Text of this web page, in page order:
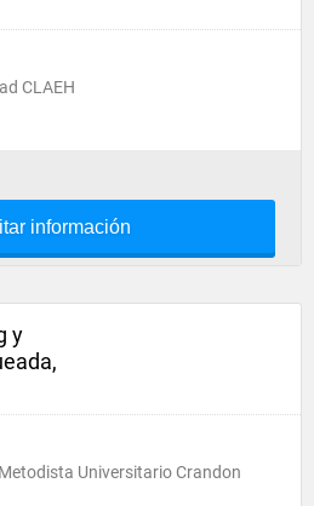
CLAEH
información
y
Universitario Crandon